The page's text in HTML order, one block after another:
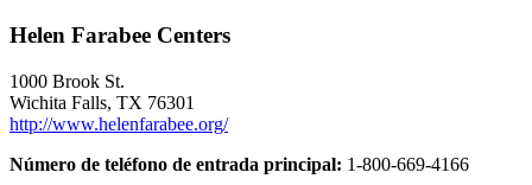
Helen Farabee Centers
1000 Brook St.
Wichita Falls, TX 76301
http://www.helenfarabee.org/
Número de teléfono de entrada principal: 1-800-669-4166